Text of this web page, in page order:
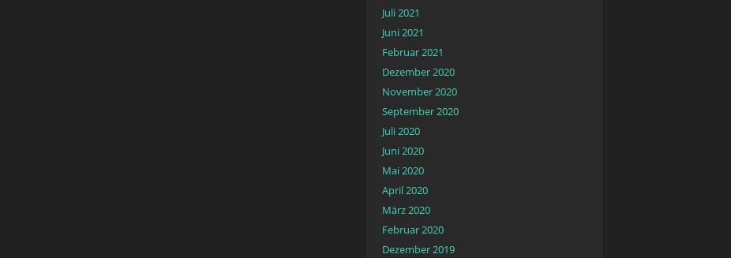
Juli 2021
Juni 2021
Februar 2021
Dezember 2020
November 2020
September 2020
Juli 2020
Juni 2020
Mai 2020
April 2020
März 2020
Februar 2020
Dezember 2019